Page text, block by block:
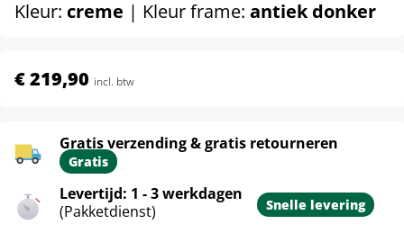
Kleur: creme | Kleur frame: antiek donker
€ 219,90 incl. btw
Gratis verzending & gratis retourneren
Gratis
Levertijd: 1 - 3 werkdagen
(Pakketdienst)
Snelle levering